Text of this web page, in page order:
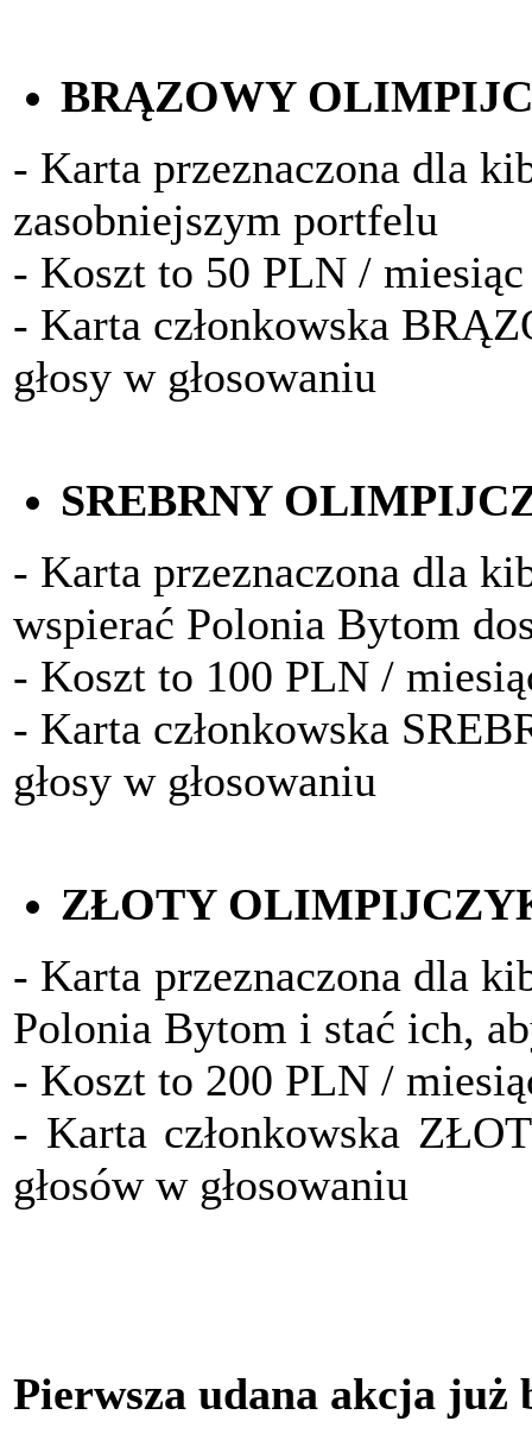
BRĄZOWY
- Karta przeznaczona dla
zasobniejszym portfelu
- Koszt to 50 PLN / miesiąc
- Karta członkowska
głosy w głosowaniu
SREBRNY
- Karta przeznaczona dla
wspierać Polonia Bytom
- Koszt to 100 PLN /
- Karta członkowska
głosy w głosowaniu
ZŁOTY
- Karta przeznaczona dla
Polonia Bytom i stać ich,
- Koszt to 200 PLN /
- Karta członkowska
głosów w głosowaniu
Pierwsza udana akcja już